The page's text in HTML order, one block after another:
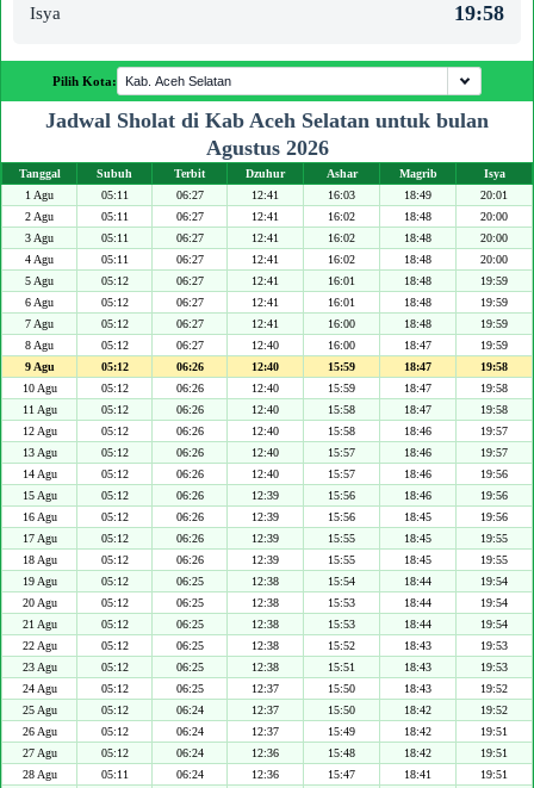
Isya 19:58
Pilih Kota:
Jadwal Sholat di Kab Aceh Selatan untuk bulan
Agustus 2026
Tanggal Subuh Terbit Dzuhur Ashar Magrib
Isya
1 Agu
05:11 06:27 12:41 16:03 18:49
20:01
2 Agu
05:11 06:27 12:41 16:02 18:48
20:00
3 Agu
05:11 06:27 12:41 16:02 18:48
20:00
4 Agu
05:11 06:27 12:41 16:02 18:48
20:00
5 Agu
05:12 06:27 12:41 16:01 18:48
19:59
6 Agu
05:12 06:27 12:41 16:01 18:48
19:59
7 Agu
05:12 06:27 12:41 16:00 18:48
19:59
8 Agu
05:12 06:27 12:40 16:00 18:47
19:59
9 Agu
05:12 06:26 12:40 15:59 18:47
19:58
10 Agu
05:12 06:26 12:40 15:59 18:47
19:58
11 Agu
05:12 06:26 12:40 15:58 18:47
19:58
12 Agu
05:12 06:26 12:40 15:58 18:46
19:57
13 Agu
05:12 06:26 12:40 15:57 18:46
19:57
14 Agu
05:12 06:26 12:40 15:57 18:46
19:56
15 Agu
05:12 06:26 12:39 15:56 18:46
19:56
16 Agu
05:12 06:26 12:39 15:56 18:45
19:56
17 Agu
05:12 06:26 12:39 15:55 18:45
19:55
18 Agu
05:12 06:26 12:39 15:55 18:45
19:55
19 Agu
05:12 06:25 12:38 15:54 18:44
19:54
20 Agu
05:12 06:25 12:38 15:53 18:44
19:54
21 Agu
05:12 06:25 12:38 15:53 18:44
19:54
22 Agu
05:12 06:25 12:38 15:52 18:43
19:53
23 Agu
05:12 06:25 12:38 15:51 18:43
19:53
24 Agu
05:12 06:25 12:37 15:50 18:43
19:52
25 Agu
05:12 06:24 12:37 15:50 18:42
19:52
26 Agu
05:12 06:24 12:37 15:49 18:42
19:51
27 Agu
05:12 06:24 12:36 15:48 18:42
19:51
28 Agu
05:11 06:24 12:36 15:47 18:41
19:51